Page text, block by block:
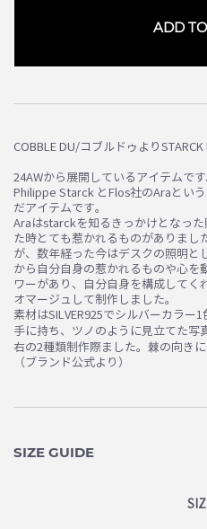
ADD
COBBLE DU/コブルドゥよりSTARCK
24AWから展開しているアイテムです
Philippe Starck とFlos社のAraとい
だアイテムです。
Araはstarckを知るきっかけとなっ
た時とても惹かれるものがありまし
が、数年経った今はデスクの照明と
から自分自身の惹かれるものや心を
ワーがあり、自分自身を構成してく
オマージュして制作しました。
素材はSILVER925でシルバーカラー
手に持ち、ツノのように見立てた写
右の2種類制作際ました。棘の向き
（ブランド公式より）
SIZE GUIDE
お買い物を続ける